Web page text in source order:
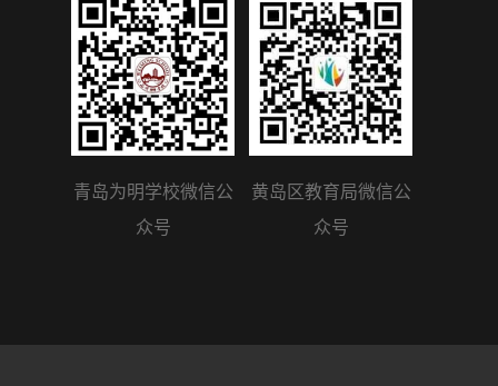
青岛为明学校微信公
众号
黄岛区教育局微信公
众号